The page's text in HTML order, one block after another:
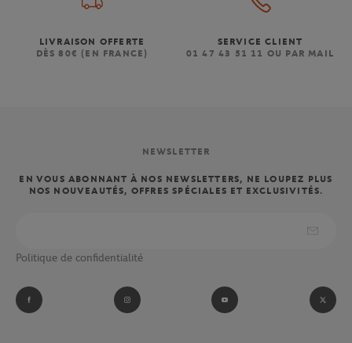
LIVRAISON OFFERTE
DÈS 80€ (EN FRANCE)
SERVICE CLIENT
01 47 43 51 11 OU PAR MAIL
NEWSLETTER
EN VOUS ABONNANT À NOS NEWSLETTERS, NE LOUPEZ PLUS
NOS NOUVEAUTÉS, OFFRES SPÉCIALES ET EXCLUSIVITÉS.
Politique de confidentialité